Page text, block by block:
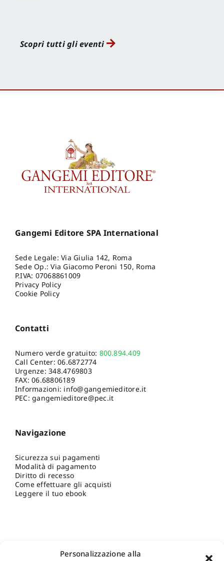
Personalizzazione alla
Scopri tutti gli eventi
Gangemi Editore SPA International
Sede Legale: Via Giulia 142, Roma
Sede Op.: Via Giacomo Peroni 150, Roma
P.IVA: 07068861009
Privacy Policy
Cookie Policy
Contatti
Numero verde gratuito: 800.894.409
Call Center:06.6872774
Urgenze:348.4769803
FAX: 06.68806189
Informazioni: info@gangemieditore.it
PEC: gangemieditore@pec.it
Navigazione
Sicurezza sui pagamenti
Modalità di pagamento
Diritto di recesso
Come effettuare gli acquisti
Leggere il tuo ebook